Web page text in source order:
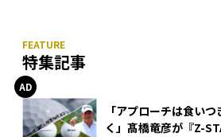
特集記事
「アプローチは食い
く」髙橋竜彦が『Z-